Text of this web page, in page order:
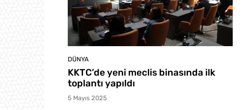
DÜNYA
KKTC’de yeni meclis binasında ilk
toplantı yapıldı
5 Mayıs 2025